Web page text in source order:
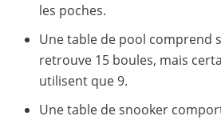
les poches.
Une table de pool comprend
retrouve 15 boules, mais
utilisent que 9.
Une table de snooker